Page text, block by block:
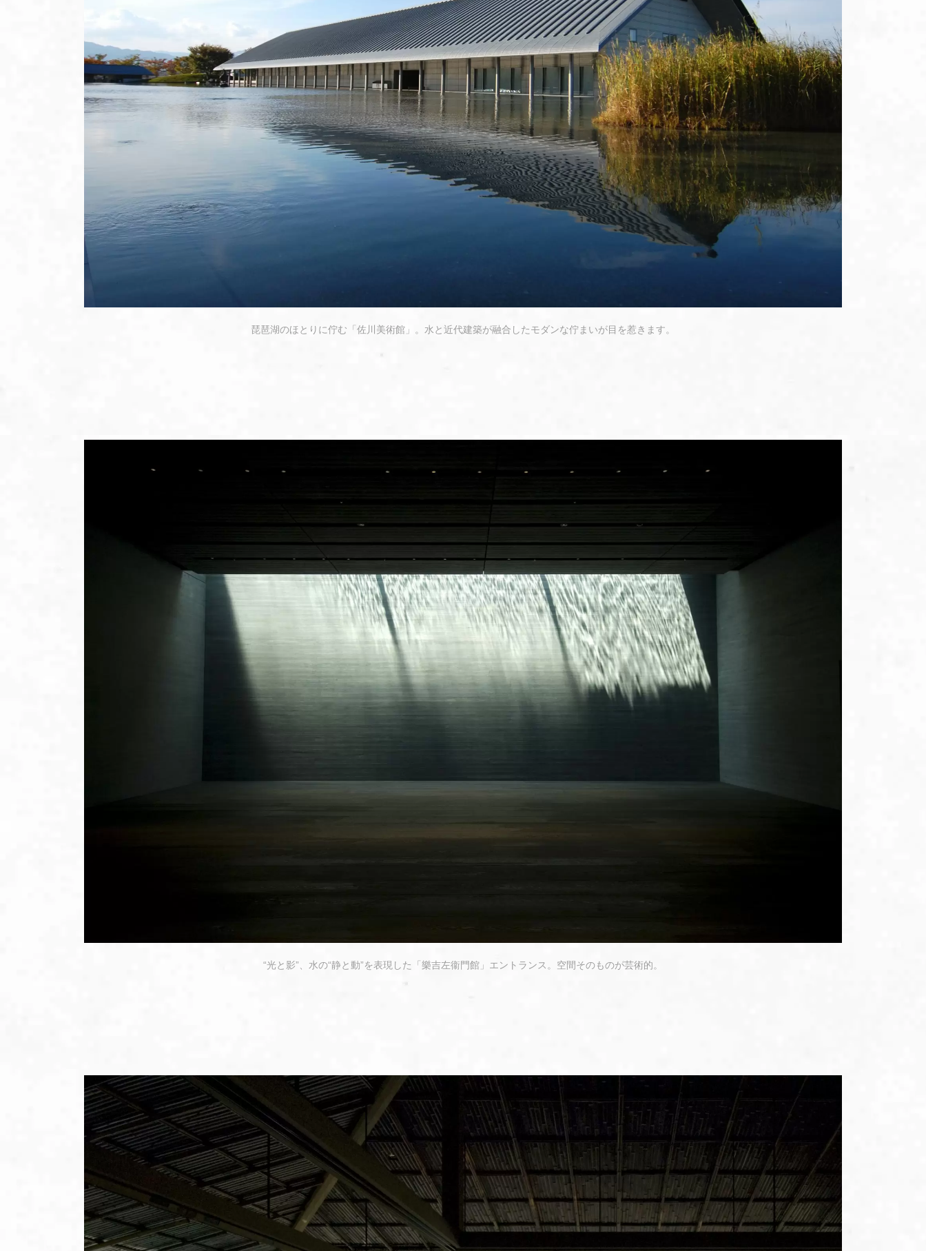
琵琶湖のほとりに佇む「佐川美術館」。水と近代建築が融合したモダンな佇まいが目を惹きます。
“光と影”、水の“静と動”を表現した「樂吉左衞門館」エントランス。空間そのものが芸術的。